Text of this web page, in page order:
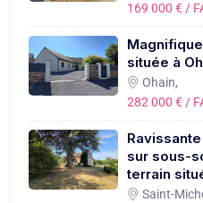
169 000 € /
située à
Ohain,
282 000 € /
sur sous-
terrain
Saint-